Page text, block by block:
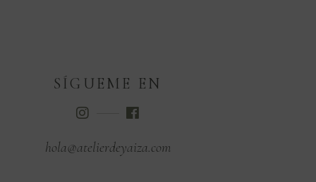
SÍGUEME EN
hola@atelierdeyaiza.com